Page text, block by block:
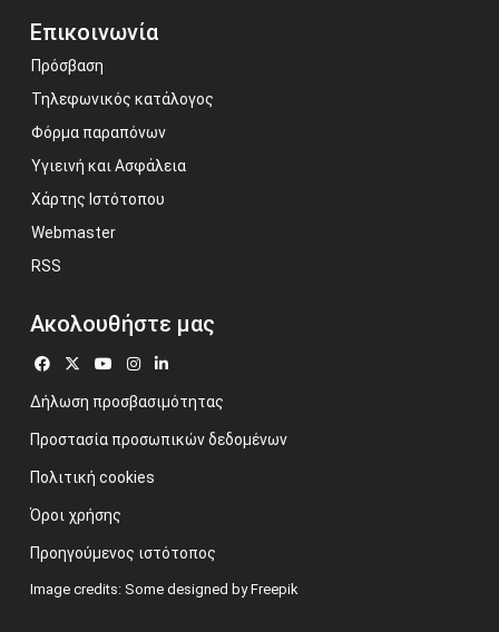
Επικοινωνία
Πρόσβαση
Τηλεφωνικός κατάλογος
Φόρμα παραπόνων
Υγιεινή και Ασφάλεια
Χάρτης Ιστότοπου
Webmaster
RSS
Ακολουθήστε μας
Δήλωση προσβασιμότητας
Προστασία προσωπικών δεδομένων
Πολιτική cookies
Όροι χρήσης
Προηγούμενος ιστότοπος
Image credits: Some designed by Freepik